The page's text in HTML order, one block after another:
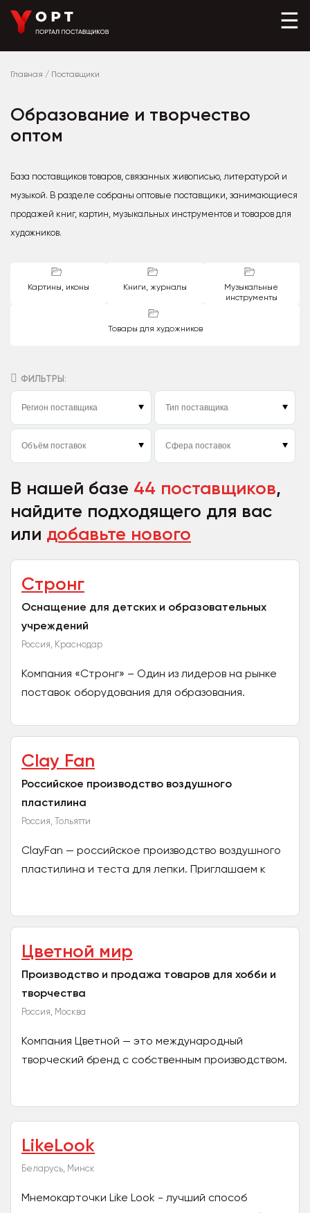
☰
Главная / Поставщики
Образование и творчество
оптом
База поставщиков товаров, связанных живописью, литературой и
музыкой. В разделе собраны оптовые поставщики, занимающиеся
продажей книг, картин, музыкальных инструментов и товаров для
художников.
Картины, иконы Книги, журналы
Музыкальные
инструменты
Товары для художников
ФИЛЬТРЫ:
В нашей базе 44 поставщиков,
найдите подходящего для вас
или добавьте нового
Стронг
Оснащение для детских и образовательных
учреждений
Россия, Краснодар
Компания «Стронг» – Один из лидеров на рынке
поставок оборудования для образования.
назад с целью...
Clay Fan
Российское производство воздушного
пластилина
Россия, Тольятти
ClayFan — российское производство воздушного
пластилина и теста для лепки. Приглашаем к
Цветной мир
Производство и продажа товаров для хобби и
творчества
Россия, Москва
Компания Цветной — это международный
творческий бренд с собственным производством.
LikeLook
Беларусь, Минск
Мнемокарточки Like Look - лучший способ